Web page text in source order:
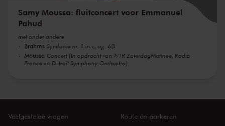
Samy Moussa: fluitconcert voor Emmanuel
Pahud
met onder andere
Brahms Symfonie nr. 1 in c, op. 68
Moussa Concert (In opdracht van NTR ZaterdagMatinee, Radio
France en Detroit Symphony Orchestra)
Veelgestelde vragen
Route en parkeren